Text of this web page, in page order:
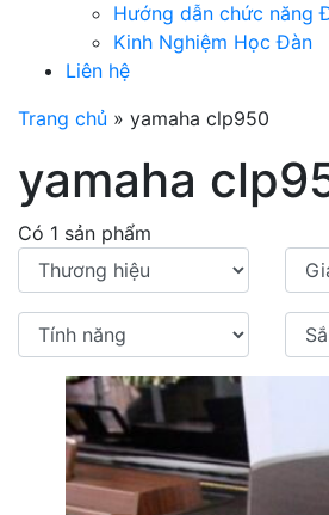
Hướng dẫn chức năng
Kinh Nghiệm Học Đàn
Liên hệ
Trang chủ » yamaha clp950
yamaha
Có 1 sản phẩm